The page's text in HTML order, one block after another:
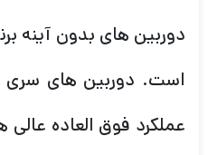
دوربین های بدون آینه
عملکرد فوق العاده